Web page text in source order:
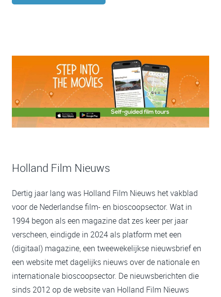
Holland Film Nieuws
Dertig jaar lang was Holland Film Nieuws het vakblad
voor de Nederlandse film- en bioscoopsector. Wat in
1994 begon als een magazine dat zes keer per jaar
verscheen, eindigde in 2024 als platform met een
(digitaal) magazine, een tweewekelijkse nieuwsbrief en
een website met dagelijks nieuws over de nationale en
internationale bioscoopsector. De nieuwsberichten die
sinds 2012 op de website van Holland Film Nieuws